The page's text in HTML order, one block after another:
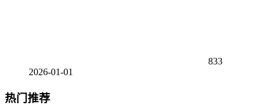
833
2026-01-01
热门推荐